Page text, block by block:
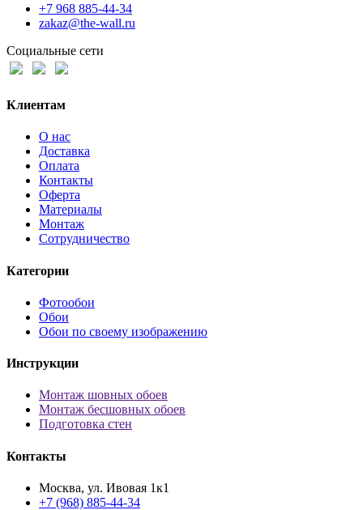
+7 968 885-44-34
zakaz@the-wall.ru
Социальные сети
Клиентам
О нас
Доставка
Оплата
Контакты
Оферта
Материалы
Монтаж
Сотрудничество
Категории
Фотообои
Обои
Обои по своему изображению
Инструкции
Монтаж шовных обоев
Монтаж бесшовных обоев
Подготовка стен
Контакты
Москва, ул. Ивовая 1к1
+7 (968) 885-44-34